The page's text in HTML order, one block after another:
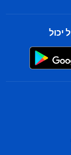
יכול